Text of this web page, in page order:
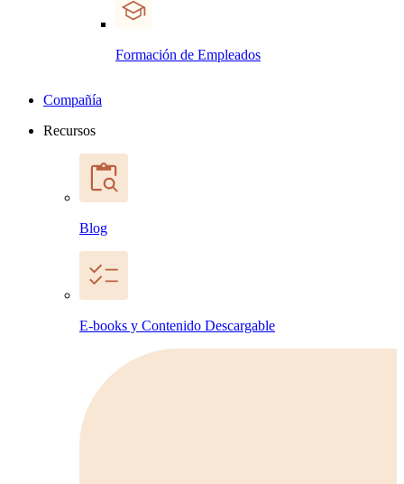
Formación de Empleados
Compañía
Recursos
Blog
E-books y Contenido Descargable